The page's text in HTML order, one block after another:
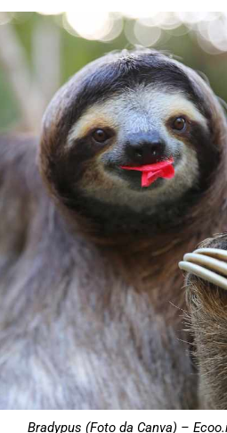
Bradypus (Foto da Canva) –